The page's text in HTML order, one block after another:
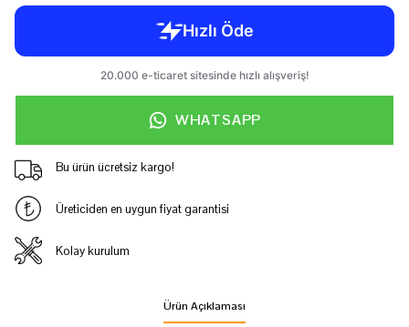
WHATSAPP
Bu ürün ücretsiz kargo!
Üreticiden en uygun fiyat garantisi
Kolay kurulum
Ürün Açıklaması